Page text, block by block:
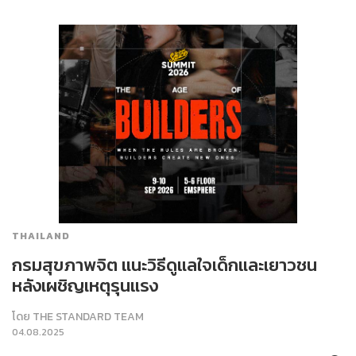
THAILAND
กรมสุขภาพจิต แนะวิธีดูแลใจเด็กและเยาวชน
หลังเผชิญเหตุรุนแรง
โดย THE STANDARD TEAM
04.08.2025